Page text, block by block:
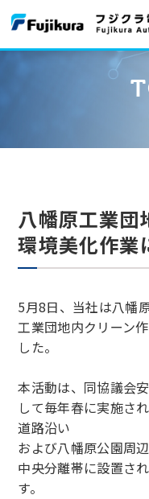
八幡原工業団
環境美化作業
5月8日、当社は八幡
工業団地内クリーン
した。
本活動は、同協議会
して毎年春に実施さ
道路沿い
および八幡原公園周
中央分離帯に設置さ
す。